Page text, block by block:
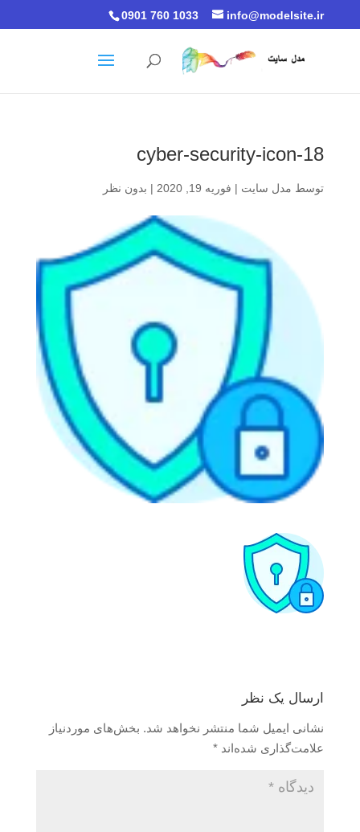
0901 760 1033 info@modelsite.ir
cyber-security-icon-18
توسط مدل سایت | فوریه 19, 2020 | بدون نظر
ارسال یک نظر
نشانی ایمیل شما منتشر نخواهد شد. بخش‌های موردنیاز
علامت‌گذاری شده‌اند *